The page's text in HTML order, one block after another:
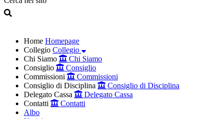
Home Homepage
Collegio Collegio
Chi Siamo
Chi Siamo
Consiglio
Consiglio
Commissioni
Commissioni
Consiglio di Disciplina
Consiglio di Disciplina
Delegato Cassa
Delegato Cassa
Contatti
Contatti
Albo